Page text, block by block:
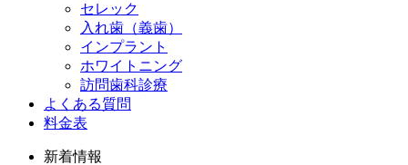
セレック
入れ歯（義歯）
インプラント
ホワイトニング
訪問歯科診療
よくある質問
料金表
新着情報